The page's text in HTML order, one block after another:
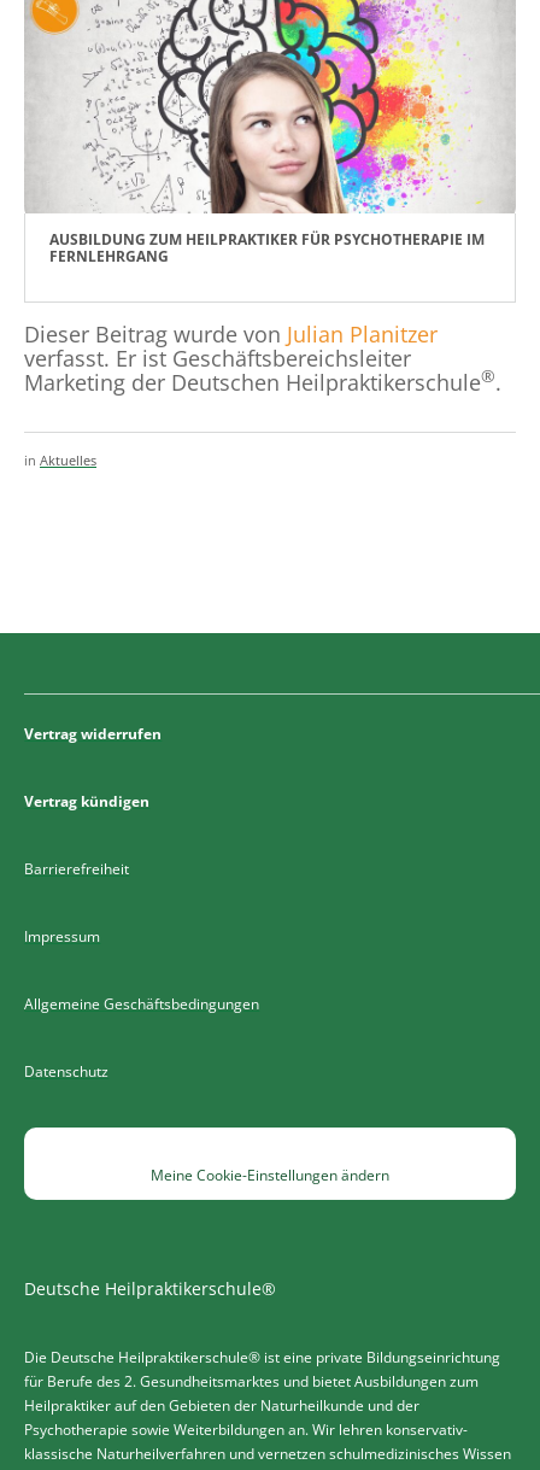
AUSBILDUNG ZUM HEILPRAKTIKER FÜR PSYCHOTHERAPIE IM
FERNLEHRGANG
Dieser Beitrag wurde von Julian Planitzer
verfasst. Er ist Geschäftsbereichsleiter
Marketing der Deutschen Heilpraktikerschule®.
in Aktuelles
Vertrag widerrufen
Vertrag kündigen
Barrierefreiheit
Impressum
Allgemeine Geschäftsbedingungen
Datenschutz
Meine Cookie-Einstellungen ändern
Deutsche Heilpraktikerschule®
Die Deutsche Heilpraktikerschule® ist eine private Bildungseinrichtung
für Berufe des 2. Gesundheitsmarktes und bietet Ausbildungen zum
Heilpraktiker auf den Gebieten der Naturheilkunde und der
Psychotherapie sowie Weiterbildungen an. Wir lehren konservativ-
klassische Naturheilverfahren und vernetzen schulmedizinisches Wissen